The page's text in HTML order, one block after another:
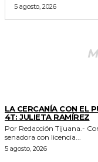
5 agosto, 2026
LA CERCANÍA CON EL
4T: JULIETA RAMÍREZ
Por Redacción Tijuana.- Como parte de sus recorridos por Baja California, la
senadora con licencia...
5 agosto, 2026